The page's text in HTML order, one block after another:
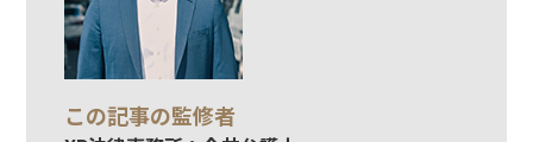
この記事の監修者